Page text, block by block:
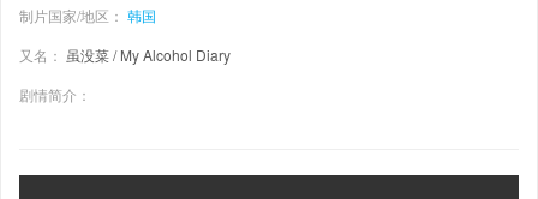
制片国家/地区： 韩国
又名： 虽没菜 / My Alcohol Diary
剧情简介：